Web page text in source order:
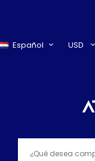
Español USD